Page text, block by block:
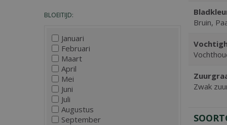
Bruin,
Zwak
BLOEITIJD:
Januari
Februari
Maart
April
Mei
Juni
Juli
Augustus
September